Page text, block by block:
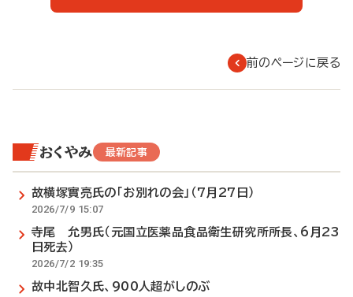
前のページに戻る
おくやみ 最新記事
故横塚實亮氏の「お別れの会」（7月27日）
2026/7/9 15:07
寺尾 允男氏（元国立医薬品食品衛生研究所所長、6月23
日死去）
2026/7/2 19:35
故中北智久氏、900人超がしのぶ